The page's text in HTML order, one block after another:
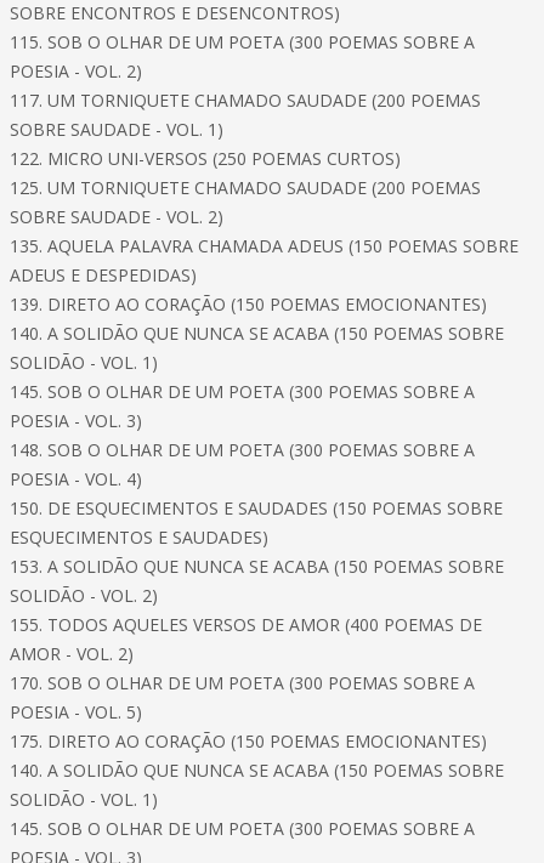
SOBRE ENCONTROS E DESENCONTROS)
115. SOB O OLHAR DE UM POETA (300 POEMAS SOBRE A
POESIA - VOL. 2)
117. UM TORNIQUETE CHAMADO SAUDADE (200 POEMAS
SOBRE SAUDADE - VOL. 1)
122. MICRO UNI-VERSOS (250 POEMAS CURTOS)
125. UM TORNIQUETE CHAMADO SAUDADE (200 POEMAS
SOBRE SAUDADE - VOL. 2)
135. AQUELA PALAVRA CHAMADA ADEUS (150 POEMAS SOBRE
ADEUS E DESPEDIDAS)
139. DIRETO AO CORAÇÃO (150 POEMAS EMOCIONANTES)
140. A SOLIDÃO QUE NUNCA SE ACABA (150 POEMAS SOBRE
SOLIDÃO - VOL. 1)
145. SOB O OLHAR DE UM POETA (300 POEMAS SOBRE A
POESIA - VOL. 3)
148. SOB O OLHAR DE UM POETA (300 POEMAS SOBRE A
POESIA - VOL. 4)
150. DE ESQUECIMENTOS E SAUDADES (150 POEMAS SOBRE
ESQUECIMENTOS E SAUDADES)
153. A SOLIDÃO QUE NUNCA SE ACABA (150 POEMAS SOBRE
SOLIDÃO - VOL. 2)
155. TODOS AQUELES VERSOS DE AMOR (400 POEMAS DE
AMOR - VOL. 2)
170. SOB O OLHAR DE UM POETA (300 POEMAS SOBRE A
POESIA - VOL. 5)
175. DIRETO AO CORAÇÃO (150 POEMAS EMOCIONANTES)
140. A SOLIDÃO QUE NUNCA SE ACABA (150 POEMAS SOBRE
SOLIDÃO - VOL. 1)
145. SOB O OLHAR DE UM POETA (300 POEMAS SOBRE A
POESIA - VOL. 3)